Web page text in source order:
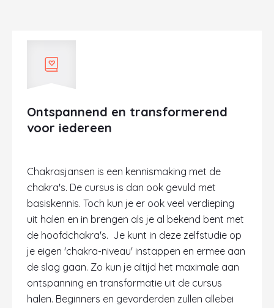
Ontspannend en transformerend
voor iedereen
Chakrasjansen is een kennismaking met de
chakra's. De cursus is dan ook gevuld met
basiskennis. Toch kun je er ook veel verdieping
uit halen en in brengen als je al bekend bent met
de hoofdchakra's. Je kunt in deze zelfstudie op
je eigen 'chakra-niveau' instappen en ermee aan
de slag gaan. Zo kun je altijd het maximale aan
ontspanning en transformatie uit de cursus
halen. Beginners en gevorderden zullen allebei